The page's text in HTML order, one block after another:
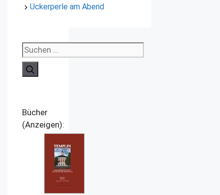
Uckerperle am Abend
Suchen
nach:
Bücher
(Anzeigen):